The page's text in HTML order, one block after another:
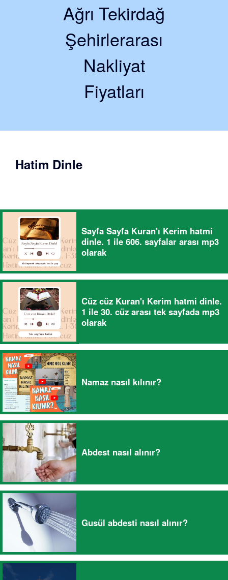
Ağrı Tekirdağ
Şehirlerarası
Nakliyat
Fiyatları
Hatim Dinle
Sayfa Sayfa Kuran'ı Kerim hatmi
dinle. 1 ile 606. sayfalar arası mp3
olarak
Cüz cüz Kuran'ı Kerim hatmi dinle.
1 ile 30. cüz arası tek sayfada mp3
olarak
Namaz nasıl kılınır?
Abdest nasıl alınır?
Gusül abdesti nasıl alınır?